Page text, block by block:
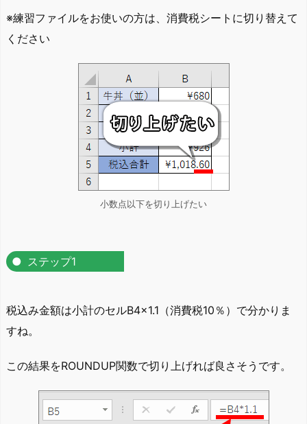
※練習ファイルをお使いの方は、消費税シートに切り替えて
ください
小数点以下を切り上げたい
ステップ1
税込み金額は小計のセルB4×1.1（消費税10％）で分かりま
すね。
この結果をROUNDUP関数で切り上げれば良さそうです。